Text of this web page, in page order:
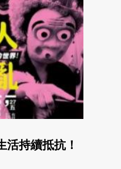
活持續抵抗！